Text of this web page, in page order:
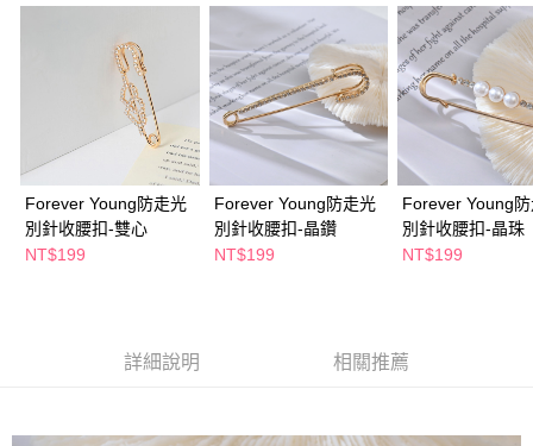
便利好安心！
１．簡單：不需註冊會員、不需綁卡、不需儲值。
２．便利：只要手機號碼，簡訊認證，即可結帳。
３．安心：先確認商品／服務後，再付款。
【「AFTEE先享後付」結帳流程】
１．於結帳方式選擇「AFTEE先享後付」後，將跳轉至「AFTEE先享後付」
結帳頁面，進行簡訊認證並確認金額後，即可完成結帳。
２．訂單成立數日內，您將收到繳費通知簡訊。
３．收到繳費通知簡訊後14天內，點擊此簡訊中的連結，可透過四大超商／
ATM／網路銀行／等多元方式進行付款，方視為交易完成。
※ 請注意：結帳手續完成當下不需立刻繳費，但若您需要取消訂單，請聯絡
購買商品的店家。未經商家同意取消之訂單仍視為有效，需透過AFTEE先享
客戶支援中心」 https://netprotections.freshdesk.com/support/home
易，需依本服務之必要範圍內提供個人資料，並將交易相關給付款項請求債
每筆NT$65，滿NT$390(含以上)免運費
付款後全家取貨
每筆NT$65，滿NT$390(含以上)免運費
萊爾富取貨付款
每筆NT$65，滿NT$490(含以上)免運費
Forever Young防走光
別針收腰扣-雙心
NT$199
Forever Young防走光
別針收腰扣-晶鑽
NT$199
Forever Young
別針收腰扣-晶珠
NT$199
詳細說明 相關推薦